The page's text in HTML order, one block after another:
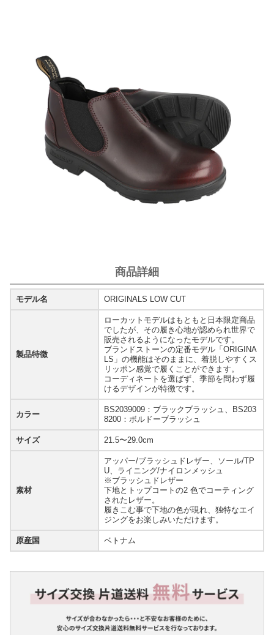
商品詳細
モデル名 ORIGINALS LOW CUT
製品特徴
ローカットモデルはもともと日本限定商品
でしたが、その履き心地が認められ世界で
販売されるようになったモデルです。
ブランドストーンの定番モデル「ORIGINA
LS」の機能はそのままに、着脱しやすくス
リッポン感覚で履くことができます。
コーディネートを選ばず、季節を問わず履
けるデザインが特徴です。
カラー
BS2039009：ブラックブラッシュ、BS203
8200：ボルドーブラッシュ
サイズ 21.5〜29.0cm
素材
アッパー/ブラッシュドレザー、ソール/TP
U、ライニング/ナイロンメッシュ
※ブラッシュドレザー
下地とトップコートの2 色でコーティング
されたレザー。
履きこむ事で下地の色が現れ、独特なエイ
ジングをお楽しみいただけます。
原産国 ベトナム